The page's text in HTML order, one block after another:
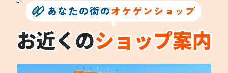
あなたの街のオケゲンショップ